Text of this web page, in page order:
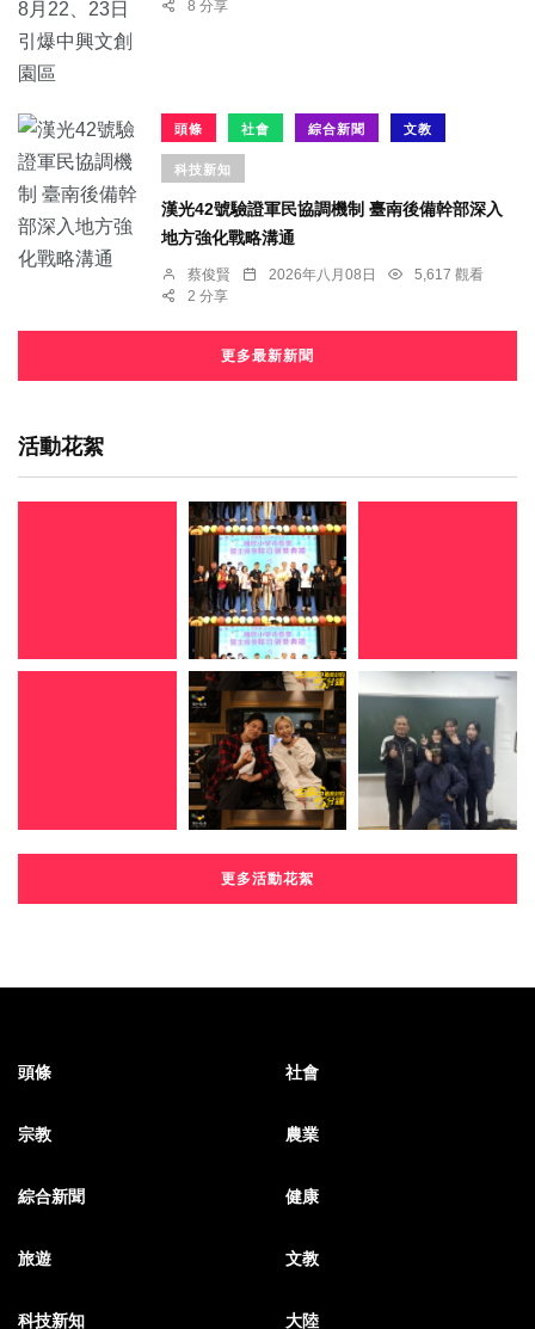
8 分享
頭條 社會 綜合新聞 文教
科技新知
漢光42號驗證軍民協調機制 臺南後備幹部深入
地方強化戰略溝通
蔡俊賢 2026年八月08日
5,617 觀看
2 分享
更多最新新聞
活動花絮
更多活動花絮
頭條 社會
宗教 農業
綜合新聞 健康
旅遊 文教
科技新知 大陸